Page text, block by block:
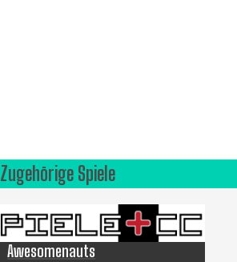
Zugehörige Spiele
Awesomenauts